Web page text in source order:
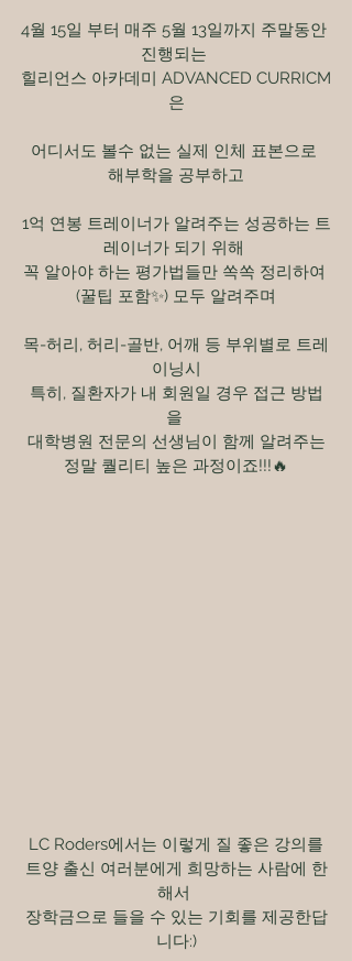
4월 15일 부터 매주 5월 13일까지 주말동안
진행되는
힐리언스 아카데미 ADVANCED CURRICM
은
어디서도 볼수 없는 실제 인체 표본으로
해부학을 공부하고
1억 연봉 트레이너가 알려주는 성공하는 트
레이너가 되기 위해
꼭 알아야 하는 평가법들만 쏙쏙 정리하여
(꿀팁 포함✨) 모두 알려주며
목-허리, 허리-골반, 어깨 등 부위별로 트레
이닝시
특히, 질환자가 내 회원일 경우 접근 방법
을
대학병원 전문의 선생님이 함께 알려주는
정말 퀄리티 높은 과정이죠!!!🔥
LC Roders에서는 이렇게 질 좋은 강의를
트양 출신 여러분에게 희망하는 사람에 한
해서
장학금으로 들을 수 있는 기회를 제공한답
니다:)